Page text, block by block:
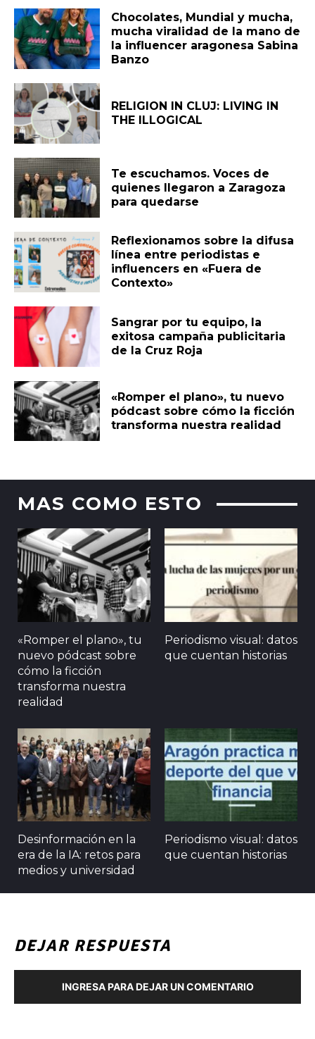
Chocolates, Mundial y mucha,
mucha viralidad de la mano de
la influencer aragonesa Sabina
Banzo
RELIGION IN CLUJ: LIVING IN
THE ILLOGICAL
Te escuchamos. Voces de
quienes llegaron a Zaragoza
para quedarse
Reflexionamos sobre la difusa
línea entre periodistas e
influencers en «Fuera de
Contexto»
Sangrar por tu equipo, la
exitosa campaña publicitaria
de la Cruz Roja
«Romper el plano», tu nuevo
pódcast sobre cómo la ficción
transforma nuestra realidad
MAS COMO ESTO
«Romper el plano», tu
nuevo pódcast sobre
cómo la ficción
transforma nuestra
realidad
Periodismo visual: datos
que cuentan historias
Desinformación en la
era de la IA: retos para
medios y universidad
Periodismo visual: datos
que cuentan historias
DEJAR RESPUESTA
INGRESA PARA DEJAR UN COMENTARIO